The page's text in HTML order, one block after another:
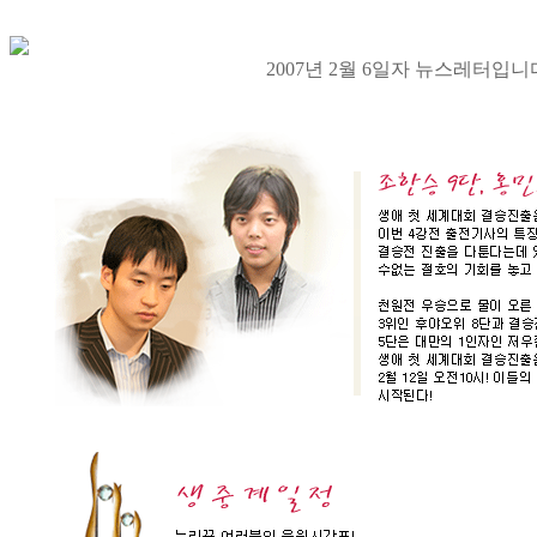
2007년 2월 6일자 뉴스레터입니